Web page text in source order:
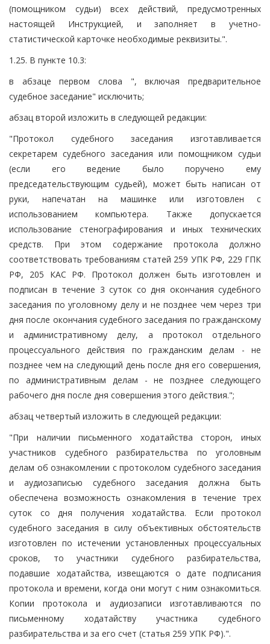
(помощником судьи) всех действий, предусмотренных
настоящей Инструкцией, и заполняет в учетно-
статистической карточке необходимые реквизиты.".
1.25. В пункте 10.3:
в абзаце первом слова ", включая предварительное
судебное заседание" исключить;
абзац второй изложить в следующей редакции:
"Протокол судебного заседания изготавливается
секретарем судебного заседания или помощником судьи
(если его ведение было поручено ему
председательствующим судьей), может быть написан от
руки, напечатан на машинке или изготовлен с
использованием компьютера. Также допускается
использование стенографирования и иных технических
средств. При этом содержание протокола должно
соответствовать требованиям статей 259 УПК РФ, 229 ГПК
РФ, 205 КАС РФ. Протокол должен быть изготовлен и
подписан в течение 3 суток со дня окончания судебного
заседания по уголовному делу и не позднее чем через три
дня после окончания судебного заседания по гражданскому
и административному делу, а протокол отдельного
процессуального действия по гражданским делам - не
позднее чем на следующий день после дня его совершения,
по административным делам - не позднее следующего
рабочего дня после дня совершения этого действия.";
абзац четвертый изложить в следующей редакции:
"При наличии письменного ходатайства сторон, иных
участников судебного разбирательства по уголовным
делам об ознакомлении с протоколом судебного заседания
и аудиозаписью судебного заседания должна быть
обеспечена возможность ознакомления в течение трех
суток со дня получения ходатайства. Если протокол
судебного заседания в силу объективных обстоятельств
изготовлен по истечении установленных процессуальных
сроков, то участники судебного разбирательства,
подавшие ходатайства, извещаются о дате подписания
протокола и времени, когда они могут с ним ознакомиться.
Копии протокола и аудиозаписи изготавливаются по
письменному ходатайству участника судебного
разбирательства и за его счет (статья 259 УПК РФ).".